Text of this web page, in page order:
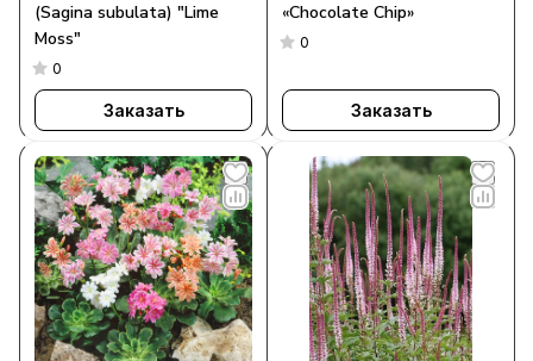
(Sagina subulata) "Lime
Moss"
0
Заказать
«Chocolate Chip»
0
Заказать